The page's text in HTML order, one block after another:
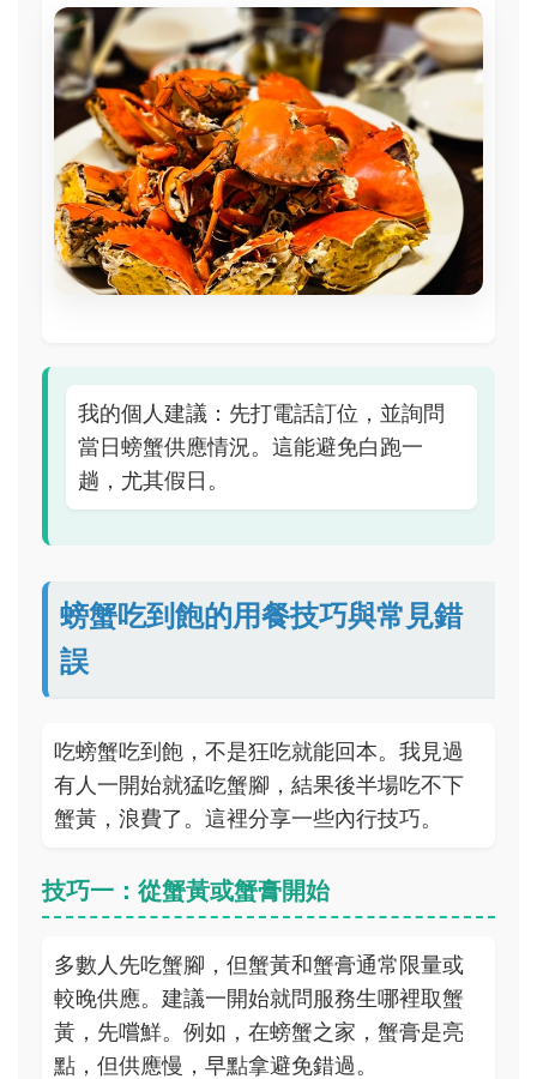
我的個人建議：先打電話訂位，並詢問
當日螃蟹供應情況。這能避免白跑一
趟，尤其假日。
螃蟹吃到飽的用餐技巧與常見錯
誤
吃螃蟹吃到飽，不是狂吃就能回本。我見過
有人一開始就猛吃蟹腳，結果後半場吃不下
蟹黃，浪費了。這裡分享一些內行技巧。
技巧一：從蟹黃或蟹膏開始
多數人先吃蟹腳，但蟹黃和蟹膏通常限量或
較晚供應。建議一開始就問服務生哪裡取蟹
黃，先嚐鮮。例如，在螃蟹之家，蟹膏是亮
點，但供應慢，早點拿避免錯過。